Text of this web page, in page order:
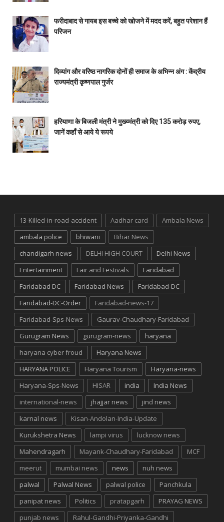
फरीदाबाद से गायब इस बच्चे को खोजने में मदद करें, बहुत परेशान हैं
परिजन
दिव्यांग और वरिष्ठ नागरिक दोनों ही समाज के अभिन्न अंग : केंद्रीय
राज्यमंत्री कृष्णपाल गुर्जर
हरियाणा के बिजली मंत्री ने मुख्य्मंत्री को दिए 135 करोड़ रुपए,
जानें कहाँ से आये ये रूपये
13-Killed-in-road-accident Aadhar card
Ambala News
ambala police
bhiwani
Bihar News
chandigarh news
DELHI HIGH COURT
Delhi News
Entertainment
Fair and Festivals
Faridabad
Faridabad DC
Faridabad News
Faridabad-DC
Faridabad-DC-Order
Faridabad-news-17
Faridabad-Sps-News
Gaurav-Chaudhary-Faridabad
Gurugram News
gurugram-news
haryana
haryana cyber froud
Haryana News
HARYANA POLICE
Haryana Tourism
Haryana-news
Haryana-Sps-News
HISAR india
India News
international-news
jhajjar news
jind news
karnal news
Kisan-Andolan-India-Update
Kurukshetra News
lampi virus
lucknow news
Mahendragarh
Mayank-Chaudhary-Faridabad
MCF
meerut
mumbai news news
nuh news
palwal
Palwal News palwal police
Panchkula
panipat news
Politics pratapgarh
PRAYAG NEWS
punjab news
Rahul-Gandhi-Priyanka-Gandhi